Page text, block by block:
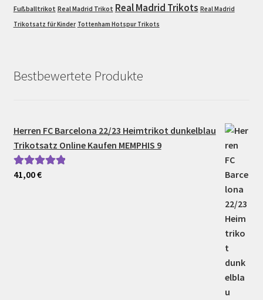
Fußballtrikot Real Madrid Trikot Real Madrid Trikots Real Madrid
Trikotsatz für Kinder Tottenham Hotspur Trikots
Bestbewertete Produkte
Herren FC Barcelona 22/23 Heimtrikot dunkelblau
Trikotsatz Online Kaufen MEMPHIS 9
Bewertet mit
41,00€